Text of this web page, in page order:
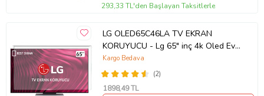
293,33 TL'den Başlayan Taksitlerle
LG OLED65C46LA TV EKRAN
KORUYUCU - Lg 65" inç 4k Oled Evo
Ekran Koruyucu
(2)
Kargo Bedava
1898,49 TL